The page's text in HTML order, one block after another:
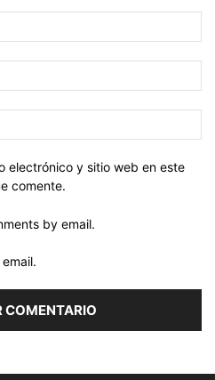
electrónico y sitio web en este
comente.
by email.